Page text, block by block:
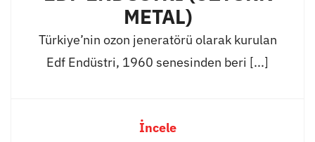
METAL)
Türkiye’nin ozon jeneratörü olarak kurulan
Edf Endüstri, 1960 senesinden beri [...]
İncele